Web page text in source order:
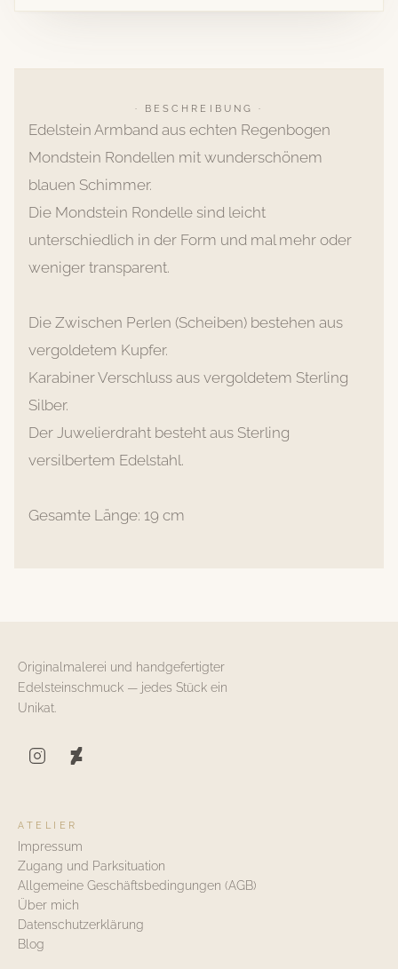
· BESCHREIBUNG ·
Edelstein Armband aus echten Regenbogen
Mondstein Rondellen mit wunderschönem
blauen Schimmer.
Die Mondstein Rondelle sind leicht
unterschiedlich in der Form und mal mehr oder
weniger transparent.
Die Zwischen Perlen (Scheiben) bestehen aus
vergoldetem Kupfer.
Karabiner Verschluss aus vergoldetem Sterling
Silber.
Der Juwelierdraht besteht aus Sterling
versilbertem Edelstahl.
Gesamte Länge: 19 cm
Originalmalerei und handgefertigter
Edelsteinschmuck — jedes Stück ein
Unikat.
ATELIER
Impressum
Zugang und Parksituation
Allgemeine Geschäftsbedingungen (AGB)
Über mich
Datenschutzerklärung
Blog